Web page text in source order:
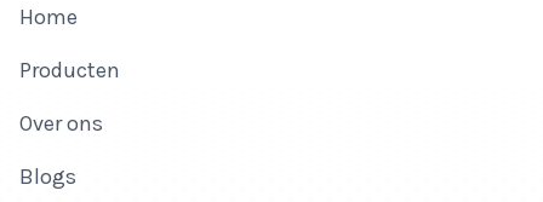
Home
Producten
Over ons
Blogs